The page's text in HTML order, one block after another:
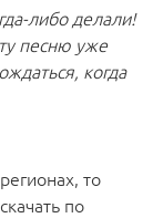
либо делали!
песню уже
когда
то
по